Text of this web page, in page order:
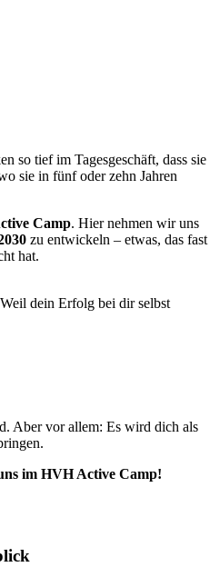
so tief im Tagesgeschäft, dass sie
sie in fünf oder zehn Jahren
Camp. Hier nehmen wir uns
zu entwickeln – etwas, das fast
hat.
dein Erfolg bei dir selbst
Aber vor allem: Es wird dich als
im HVH Active Camp!